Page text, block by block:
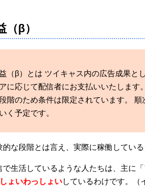
β）
（β）とは ツイキャス内の広告成果と
に応じて配信者にお支払いいたします
階のため条件は限定されています。
く予定です。
な段階とは言え、実際に稼働している
で生活しているような人たちは、主に
ょいわっしょいしているわけです。（